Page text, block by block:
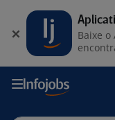
Baixe o